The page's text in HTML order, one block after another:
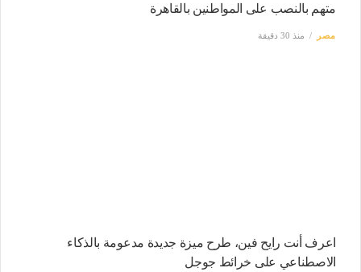
متهم بالنصب على المواطنين بالقاهرة
مصر منذ 30 دقيقة
اعرف أنت رايح فين، طرح ميزة جديدة مدعومة بالذكاء
الاصطناعي على خرائط جوجل